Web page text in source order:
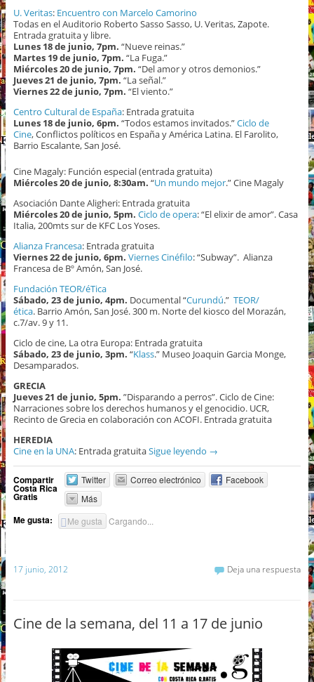
U. Veritas: Encuentro con Marcelo Camorino
Todas en el Auditorio Roberto Sasso Sasso, U. Veritas, Zapote.
Entrada gratuita y libre.
Lunes 18 de junio, 7pm. “Nueve reinas.”
Martes 19 de junio, 7pm. “La Fuga.”
Miércoles 20 de junio, 7pm. “Del amor y otros demonios.”
Jueves 21 de junio, 7pm. “La señal.”
Viernes 22 de junio, 7pm. “El viento.”
Centro Cultural de España: Entrada gratuita
Lunes 18 de junio, 6pm. “Todos estamos invitados.”Ciclo de
Cine, Conflictos políticos en España y América Latina. El Farolito,
Barrio Escalante, San José.
Cine Magaly: Función especial (entrada gratuita)
Miércoles 20 de junio, 8:30am. “Un mundo mejor.” Cine Magaly
Asociación Dante Aligheri: Entrada gratuita
Miércoles 20 de junio, 5pm. Ciclo de opera: “El elixir de amor”. Casa
Italia, 200mts sur de KFC Los Yoses.
Alianza Francesa: Entrada gratuita
Viernes 22 de junio, 6pm. Viernes Cinéfilo: “Subway”. Alianza
Francesa de Bº Amón, San José.
Fundación TEOR/éTica
Sábado, 23 de junio, 4pm. Documental “Curundú.” TEOR/
ética. Barrio Amón, San José. 300 m. Norte del kiosco del Morazán,
c.7/av. 9 y 11.
Ciclo de cine, La otra Europa: Entrada gratuita
Sábado, 23 de junio, 3pm. “Klass.” Museo Joaquin Garcia Monge,
Desamparados.
GRECIA
Jueves 21 de junio, 5pm. ”Disparando a perros”. Ciclo de Cine:
Narraciones sobre los derechos humanos y el genocidio. UCR,
Recinto de Grecia en colaboración con ACOFI. Entrada gratuita
HEREDIA
Cine en la UNA: Entrada gratuitaSigue leyendo →
Compartir
Costa Rica
Gratis
Twitter Correo electrónico
Facebook
Más
Me gusta: Me gusta Cargando...
17 junio, 2012 Deja una respuesta
Cine de la semana, del 11 a 17 de junio